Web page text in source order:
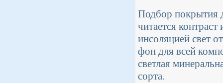
Подбор покрытия
читается
инсоляцией свет
фон для всей
светлая
сорта.